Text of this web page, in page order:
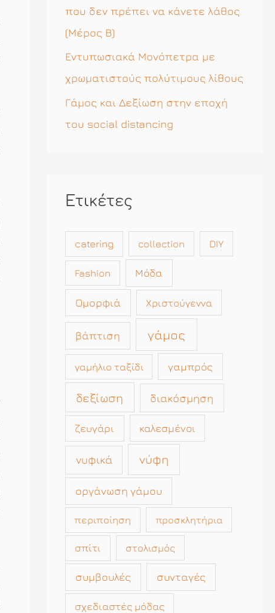
που δεν πρέπει να κάνετε λάθος
(Μέρος Β)
Εντυπωσιακά Μονόπετρα με
χρωματιστούς πολύτιμους λίθους
Γάμος και Δεξίωση στην εποχή
του social distancing
Ετικέτες
catering collection DIY
Fashion Μόδα
Ομορφιά Χριστούγεννα
βάπτιση γάμος
γαμήλιο ταξίδι γαμπρός
δεξίωση διακόσμηση
ζευγάρι καλεσμένοι
νυφικά νύφη
οργάνωση γάμου
περιποίηση προσκλητήρια
σπίτι στολισμός
συμβουλές συνταγές
σχεδιαστές μόδας